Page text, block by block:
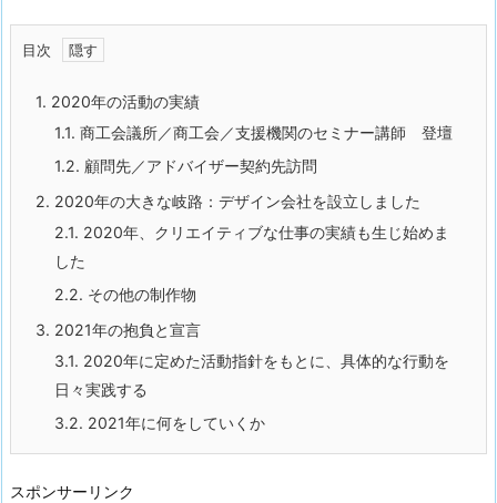
目次
1. 2020年の活動の実績
1.1. 商工会議所／商工会／支援機関のセミナー講師 登壇
1.2. 顧問先／アドバイザー契約先訪問
2. 2020年の大きな岐路：デザイン会社を設立しました
2.1. 2020年、クリエイティブな仕事の実績も生じ始めま
した
2.2. その他の制作物
3. 2021年の抱負と宣言
3.1. 2020年に定めた活動指針をもとに、具体的な行動を
日々実践する
3.2. 2021年に何をしていくか
スポンサーリンク